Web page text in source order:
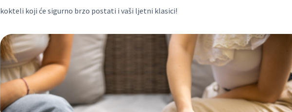
kokteli koji će sigurno brzo postati i vaši ljetni klasici!